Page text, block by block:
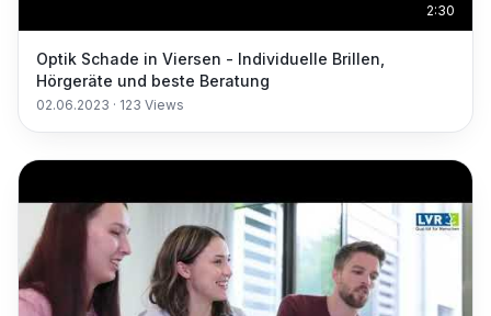
2:30
Optik Schade in Viersen - Individuelle Brillen,
Hörgeräte und beste Beratung
02.06.2023 · 123 Views